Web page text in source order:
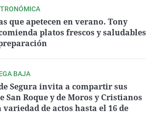
que apetecen en verano. Tony
platos frescos y saludables
BAJA
Segura invita a compartir sus
San Roque y de Moros y Cristianos
variedad de actos hasta el 16 de